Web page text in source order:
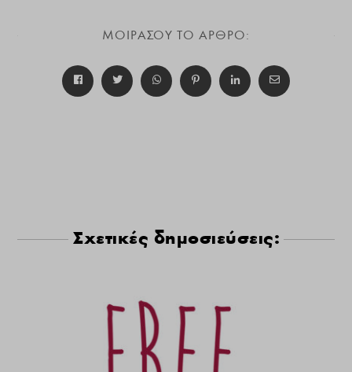
ΜΟΙΡΑΣΟΥ ΤΟ ΑΡΘΡΟ:
Σχετικές δημοσιεύσεις: